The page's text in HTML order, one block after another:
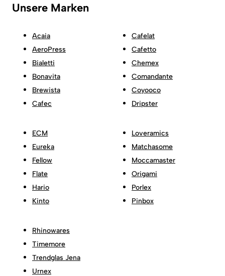
Unsere Marken
Acaia
AeroPress
Bialetti
Bonavita
Brewista
Cafec
Cafelat
Cafetto
Chemex
Comandante
Coyooco
Dripster
ECM
Eureka
Fellow
Flate
Hario
Kinto
Loveramics
Matchasome
Moccamaster
Origami
Porlex
Pinbox
Rhinowares
Timemore
Trendglas Jena
Urnex